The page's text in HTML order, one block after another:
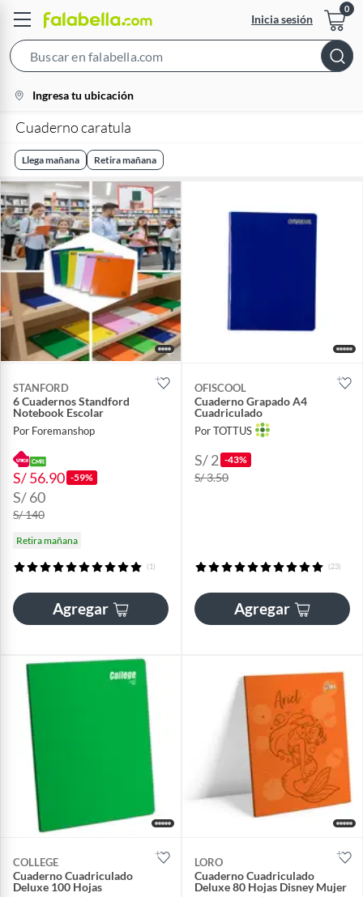
Inicia sesión
Bar
location-
icon
Ingresa tu ubicación
Cuaderno caratula
Llega mañana Retira mañana
STANFORD
6 Cuadernos Standford
Notebook Escolar
Por Foremanshop
S/ 56.90 -59%
S/ 60
S/ 140
Retira mañana
(1)
Agregar
OFISCOOL
Cuaderno Grapado A4
Cuadriculado
Por TOTTUS
S/ 2 -43%
S/ 3.50
(23)
Agregar
COLLEGE
Cuaderno Cuadriculado
Deluxe 100 Hojas
LORO
Cuaderno Cuadriculado
Deluxe 80 Hojas Disney Mujer